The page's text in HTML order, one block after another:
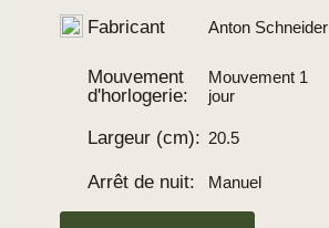
Fabricant Anton Schneider
Mouvement
d'horlogerie:
Mouvement 1
jour
Largeur (cm): 20.5
Arrêt de nuit: Manuel